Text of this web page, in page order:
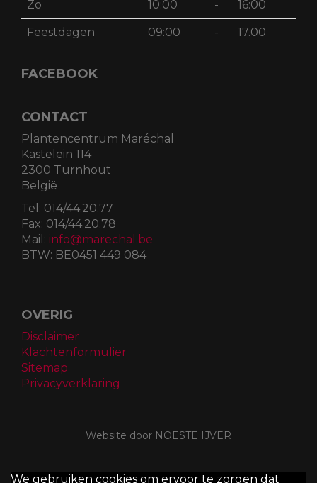
Zo 10:00 - 16:00
Feestdagen 09:00 - 17.00
FACEBOOK
CONTACT
Plantencentrum Maréchal
Kastelein 114
2300 Turnhout
België
Tel: 014/44.20.77
Fax: 014/44.20.78
Mail: info@marechal.be
BTW: BE0451 449 084
OVERIG
Disclaimer
Klachtenformulier
Sitemap
Privacyverklaring
Website door NOESTE IJVER
We gebruiken cookies om ervoor te zorgen dat